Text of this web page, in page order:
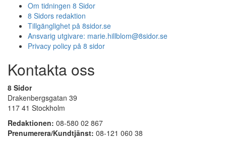
Om tidningen 8 Sidor
8 Sidors redaktion
Tillgänglighet på 8sidor.se
Ansvarig utgivare: marie.hillblom@8sidor.se
Privacy policy på 8 sidor
Kontakta oss
8 Sidor
Drakenbergsgatan 39
117 41 Stockholm
Redaktionen: 08-580 02 867
Prenumerera/Kundtjänst: 08-121 060 38